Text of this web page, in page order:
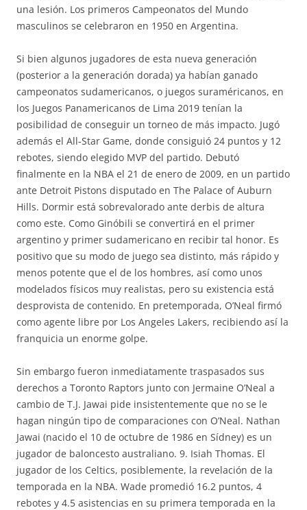
una lesión. Los primeros Campeonatos del Mundo
masculinos se celebraron en 1950 en Argentina.
Si bien algunos jugadores de esta nueva generación
(posterior a la generación dorada) ya habían ganado
campeonatos sudamericanos, o juegos suraméricanos, en
los Juegos Panamericanos de Lima 2019 tenían la
posibilidad de conseguir un torneo de más impacto. Jugó
además el All-Star Game, donde consiguió 24 puntos y 12
rebotes, siendo elegido MVP del partido. Debutó
finalmente en la NBA el 21 de enero de 2009, en un partido
ante Detroit Pistons disputado en The Palace of Auburn
Hills. Dormir está sobrevalorado ante derbis de altura
como este. Como Ginóbili se convertirá en el primer
argentino y primer sudamericano en recibir tal honor. Es
positivo que su modo de juego sea distinto, más rápido y
menos potente que el de los hombres, así como unos
modelados físicos muy realistas, pero su existencia está
desprovista de contenido. En pretemporada, O’Neal firmó
como agente libre por Los Angeles Lakers, recibiendo así la
franquicia un enorme golpe.
Sin embargo fueron inmediatamente traspasados sus
derechos a Toronto Raptors junto con Jermaine O’Neal a
cambio de T.J. Jawai pide insistentemente que no se le
hagan ningún tipo de comparaciones con O’Neal. Nathan
Jawai (nacido el 10 de octubre de 1986 en Sídney) es un
jugador de baloncesto australiano. 9. Isiah Thomas. El
jugador de los Celtics, posiblemente, la revelación de la
temporada en la NBA. Wade promedió 16.2 puntos, 4
rebotes y 4.5 asistencias en su primera temporada en la